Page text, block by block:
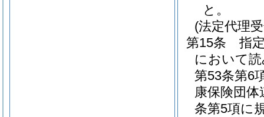
と。
(法定代理
第15条
指
において
第53条第6
康保険団体
条第5項に